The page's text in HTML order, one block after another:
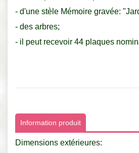
- d'une stèle Mémoire gravée:
- des arbres;
- il peut recevoir 44 plaques
Information produit
Dimensions extérieures: